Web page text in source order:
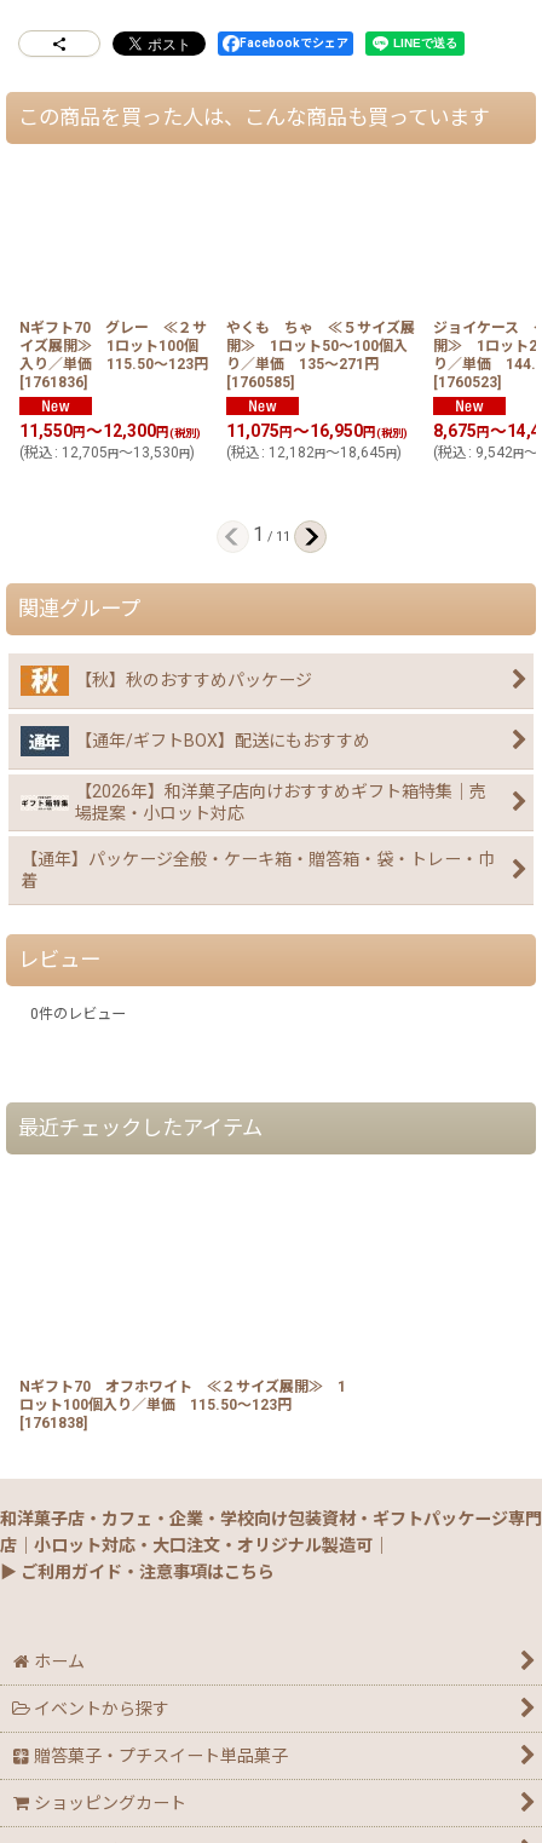
Facebookでシェア
この商品を買った人は、こんな商品も買っています
Nギフト70 グレー ≪２サ
イズ展開≫ 1ロット100個
入り／単価 115.50〜123円
[1761836]
11,550円～12,300円(税別)
(税込 : 12,705円～13,530円)
やくも ちゃ ≪５サイズ展
開≫ 1ロット50〜100個入
り／単価 135〜271円
[1760585]
11,075円～16,950円(税別)
(税込 : 12,182円～18,645円)
ジョイケース
開≫ 1ロット
り／単価
[1760523]
8,675円～
(税込 : 9,542円～
1 / 11
関連グループ
【秋】秋のおすすめパッケージ
【通年/ギフトBOX】配送にもおすすめ
【2026年】和洋菓子店向けおすすめギフト箱特集｜売
場提案・小ロット対応
【通年】パッケージ全般・ケーキ箱・贈答箱・袋・トレー・巾
着
レビュー
0件のレビュー
最近チェックしたアイテム
Nギフト70 オフホワイト ≪２サイズ展開≫ 1
ロット100個入り／単価 115.50〜123円
[1761838]
和洋菓子店・カフェ・企業・学校向け包装資材・ギフトパッケージ専門
店｜小ロット対応・大口注文・オリジナル製造可｜
▶ ご利用ガイド・注意事項はこちら
ホーム
イベントから探す
贈答菓子・プチスイート単品菓子
ショッピングカート